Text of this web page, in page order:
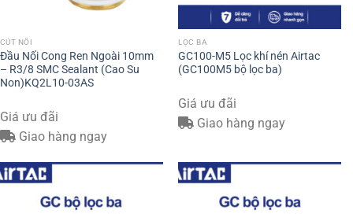
CÚT NỐI
Đầu Nối Cong Ren Ngoài 10mm
– R3/8 SMC Sealant (Cao Su
Non)KQ2L10-03AS
Giá ưu đãi
Giao hàng ngay
LỌC BA
GC100-M5 Lọc khí nén Airtac
(GC100M5 bộ lọc ba)
Giá ưu đãi
Giao hàng ngay